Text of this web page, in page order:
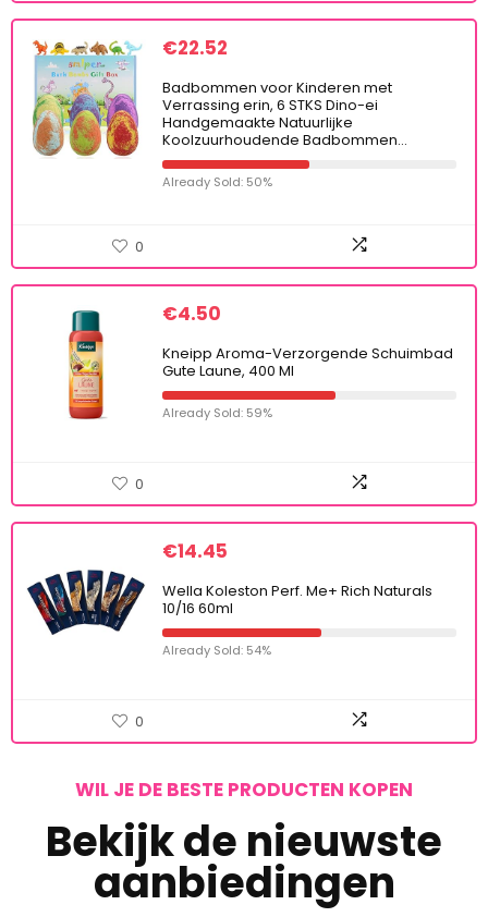
€22.52
Badbommen voor Kinderen met
Verrassing erin, 6 STKS Dino-ei
Handgemaakte Natuurlijke
Koolzuurhoudende Badbommen…
Already Sold: 50%
0
€4.50
Kneipp Aroma-Verzorgende Schuimbad
Gute Laune, 400 Ml
Already Sold: 59%
0
€14.45
Wella Koleston Perf. Me+ Rich Naturals
10/16 60ml
Already Sold: 54%
0
WIL JE DE BESTE PRODUCTEN KOPEN
Bekijk de nieuwste
aanbiedingen